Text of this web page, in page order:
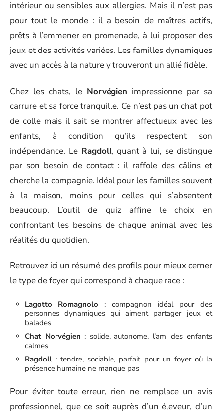
intérieur ou sensibles aux allergies. Mais il n’est pas
pour tout le monde : il a besoin de maîtres actifs,
prêts à l’emmener en promenade, à lui proposer des
jeux et des activités variées. Les familles dynamiques
avec un accès à la nature y trouveront un allié fidèle.
Chez les chats, le Norvégien impressionne par sa
carrure et sa force tranquille. Ce n’est pas un chat pot
de colle mais il sait se montrer affectueux avec les
enfants, à condition qu’ils respectent son
indépendance. Le Ragdoll, quant à lui, se distingue
par son besoin de contact : il raffole des câlins et
cherche la compagnie. Idéal pour les familles souvent
à la maison, moins pour celles qui s’absentent
beaucoup. L’outil de quiz affine le choix en
confrontant les besoins de chaque animal avec les
réalités du quotidien.
Retrouvez ici un résumé des profils pour mieux cerner
le type de foyer qui correspond à chaque race :
Lagotto Romagnolo : compagnon idéal pour des
personnes dynamiques qui aiment partager jeux et
balades
Chat Norvégien : solide, autonome, l’ami des enfants
calmes
Ragdoll : tendre, sociable, parfait pour un foyer où la
présence humaine ne manque pas
Pour éviter toute erreur, rien ne remplace un avis
professionnel, que ce soit auprès d’un éleveur, d’un